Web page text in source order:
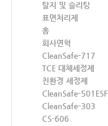
탈지 및 슬리팅
표면처리제
홈
회사연혁
CleanSafe-717
TCE 대체세정제
친환경 세정제
CleanSafe-501ESF
CleanSafe-303
CS-606